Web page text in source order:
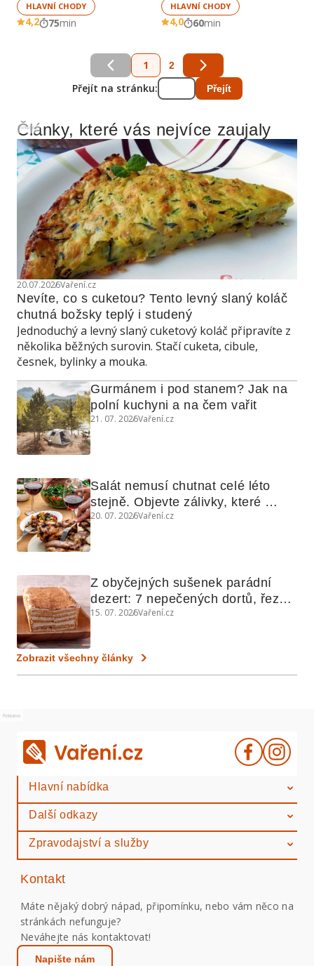
HLAVNÍ CHODY
4,2 75min
HLAVNÍ CHODY
4,0 60min
1 2
Přejít na stránku: Přejít
Reklama
Články, které vás nejvíce zaujaly
20.07.2026Vaření.cz
Nevíte, co s cuketou? Tento levný slaný koláč
chutná božsky teplý i studený
Jednoduchý a levný slaný cuketový koláč připravíte z
několika běžných surovin. Stačí cuketa, cibule,
česnek, bylinky a mouka.
Gurmánem i pod stanem? Jak na
polní kuchyni a na čem vařit
21. 07. 2026Vaření.cz
Salát nemusí chutnat celé léto
stejně. Objevte zálivky, které
využijete i na maso, nudle nebo
20. 07. 2026Vaření.cz
Z obyčejných sušenek parádní
dezert: 7 nepečených dortů, řezů
a koláčů
15. 07. 2026Vaření.cz
Zobrazit všechny články
Reklama
Hlavní nabídka
Další odkazy
Zpravodajství a služby
Kontakt
Máte nějaký dobrý nápad, připomínku, nebo vám něco na
stránkách nefunguje?
Neváhejte nás kontaktovat!
Napište nám